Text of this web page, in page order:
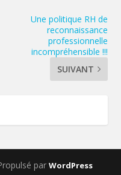
Une politique RH de
reconnaissance
professionnelle
incompréhensible !!!
SUIVANT
par WordPress